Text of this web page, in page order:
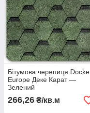
Бітумова черепиця Docke
Europe Деке Карат —
Зелений
266,26 ₴/кв.м